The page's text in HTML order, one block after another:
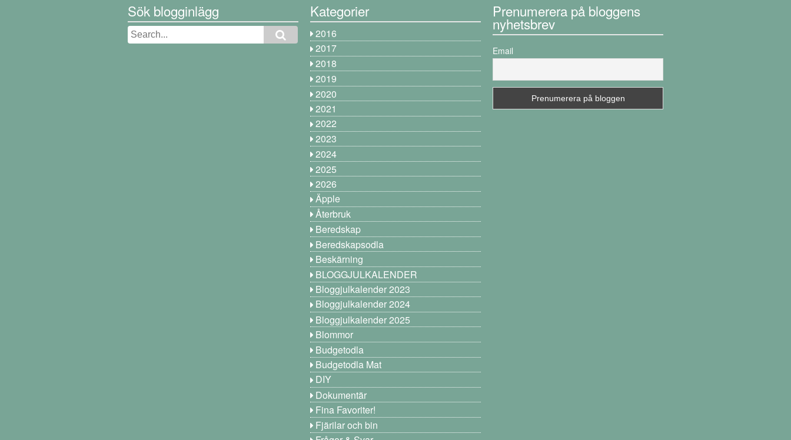
Sök blogginlägg Kategorier
2016
2017
2018
2019
2020
2021
2022
2023
2024
2025
2026
Äpple
Återbruk
Beredskap
Beredskapsodla
Beskärning
BLOGGJULKALENDER
Bloggjulkalender 2023
Bloggjulkalender 2024
Bloggjulkalender 2025
Blommor
Budgetodla
Budgetodla Mat
DIY
Dokumentär
Fina Favoriter!
Fjärilar och bin
Prenumerera på bloggens
nyhetsbrev
Email